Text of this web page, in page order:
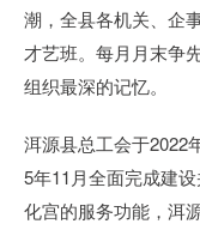
潮，全县各机关、企
才艺班。每月月末争
组织最深的记忆。
洱源县总工会于2022
5年11月全面完成建
化宫的服务功能，洱